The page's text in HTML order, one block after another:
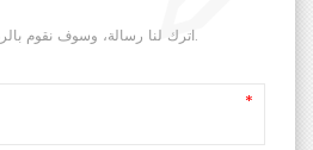
اترك لنا رسالة، وسوف نقوم بالرد عليك في أسرع وقت ممكن.